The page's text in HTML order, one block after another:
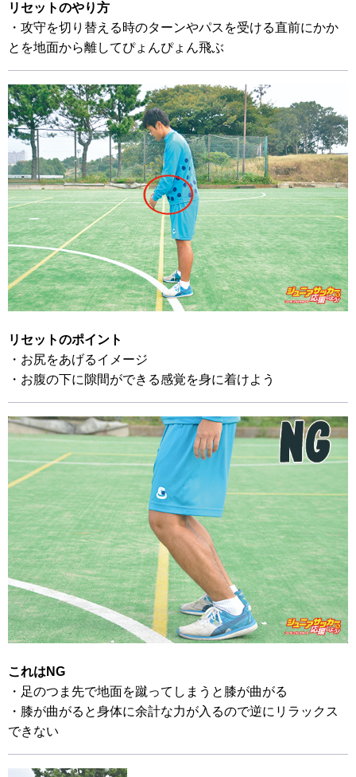
リセットのやり方
・攻守を切り替える時のターンやパスを受ける直前にかか
とを地面から離してぴょんぴょん飛ぶ
リセットのポイント
・お尻をあげるイメージ
・お腹の下に隙間ができる感覚を身に着けよう
これはNG
・足のつま先で地面を蹴ってしまうと膝が曲がる
・膝が曲がると身体に余計な力が入るので逆にリラックス
できない